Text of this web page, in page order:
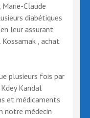
Claude
diabétiques
leur assurant
, achat
plusieurs fois par
Kandal
et médicaments
notre médecin